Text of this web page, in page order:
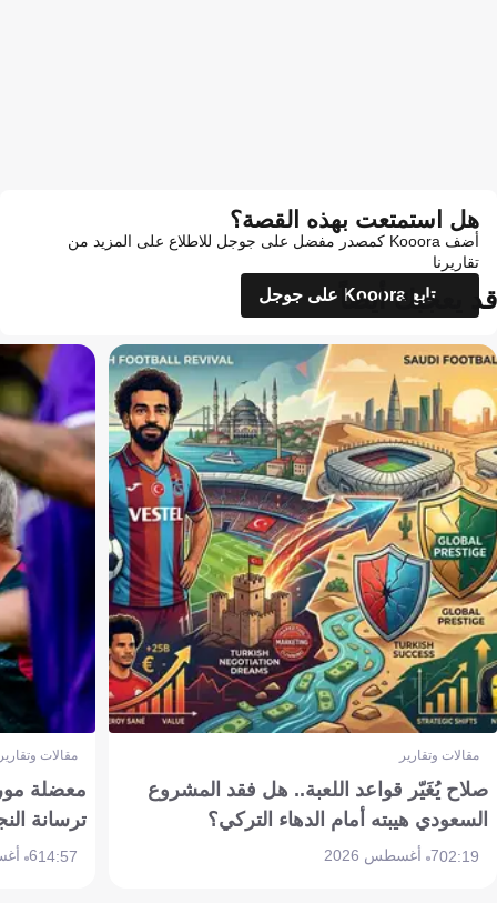
هل استمتعت بهذه القصة؟
أضف Kooora كمصدر مفضل على جوجل للاطلاع على المزيد من
تقاريرنا
تابع Kooora على جوجل
قد يعجبك أيضاً
مقالات وتقارير
صلاح يُغَيّر قواعد اللعبة.. هل فقد المشروع
السعودي هيبته أمام الدهاء التركي؟
02:197 أغسطس 2026
مقالات
معضلة
ترسانة
14:576 أغسطس 2026